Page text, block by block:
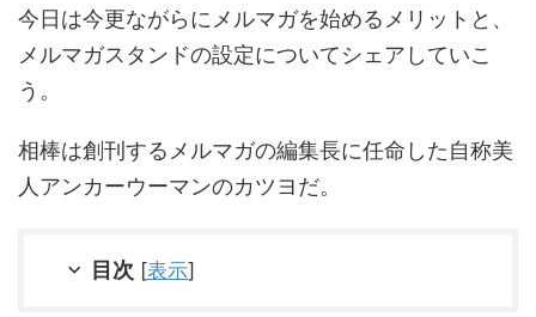
今日は今更ながらにメルマガを始めるメリットと、
メルマガスタンドの設定についてシェアしていこ
う。
相棒は創刊するメルマガの編集長に任命した自称美
人アンカーウーマンのカツヨだ。
目次 [表示]